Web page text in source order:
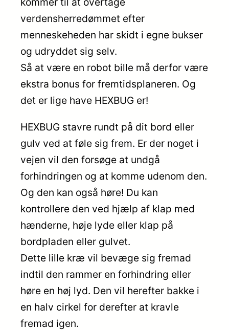
verdensherredømmet efter
menneskeheden har skidt i egne bukser
og udryddet sig selv.
Så at være en robot bille må derfor være
ekstra bonus for fremtidsplaneren. Og
det er lige have HEXBUG er!
HEXBUG stavre rundt på dit bord eller
gulv ved at føle sig frem. Er der noget i
vejen vil den forsøge at undgå
forhindringen og at komme udenom den.
Og den kan også høre! Du kan
kontrollere den ved hjælp af klap med
hænderne, høje lyde eller klap på
bordpladen eller gulvet.
Dette lille kræ vil bevæge sig fremad
indtil den rammer en forhindring eller
høre en høj lyd. Den vil herefter bakke i
en halv cirkel for derefter at kravle
fremad igen.